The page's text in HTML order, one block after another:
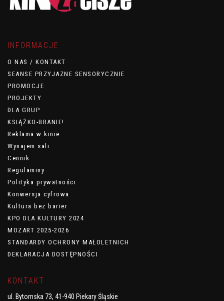
INFORMACJE
O NAS / KONTAKT
SEANSE PRZYJAZNE SENSORYCZNIE
PROMOCJE
PROJEKTY
DLA GRUP
KSIĄŻKO-BRANIE!
Reklama w kinie
Wynajem sali
Cennik
Regulaminy
Polityka prywatności
Konwersja cyfrowa
Kultura bez barier
KPO DLA KULTURY 2024
MOZART 2025-2026
STANDARDY OCHRONY MAŁOLETNICH
DEKLARACJA DOSTĘPNOŚCI
KONTAKT
ul. Bytomska 73, 41-940 Piekary Śląskie